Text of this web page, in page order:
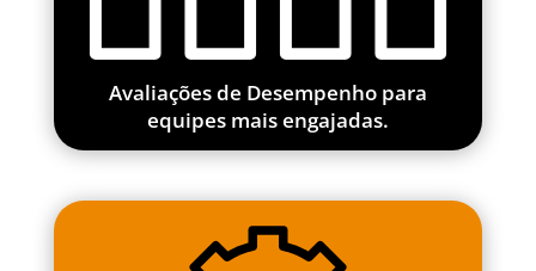
Avaliações de Desempenho para
equipes mais engajadas.